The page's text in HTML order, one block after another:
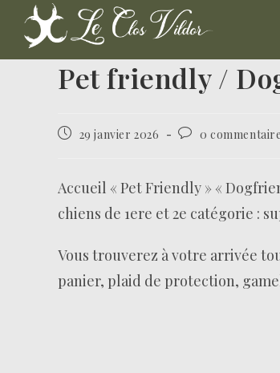
Pet friendly /
29 janvier 2026 0 commentaire
Accueil « Pet Friendly » «
chiens de 1ere et 2e catégorie :
Vous trouverez à votre arrivée
panier, plaid de protection,